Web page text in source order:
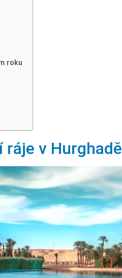
roku
ráje v Hurghadě